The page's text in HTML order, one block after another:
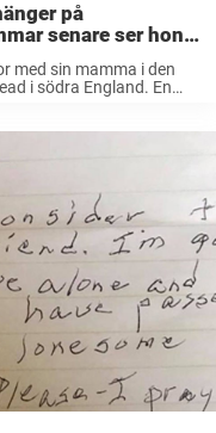
på
senare ser hon
med sin mamma i den
i södra England. En